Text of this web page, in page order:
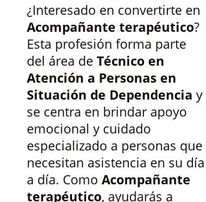
¿Interesado en convertirte en
Acompañante terapéutico?
Esta profesión forma parte
del área de Técnico en
Atención a Personas en
Situación de Dependencia y
se centra en brindar apoyo
emocional y cuidado
especializado a personas que
necesitan asistencia en su día
a día. Como Acompañante
terapéutico, ayudarás a